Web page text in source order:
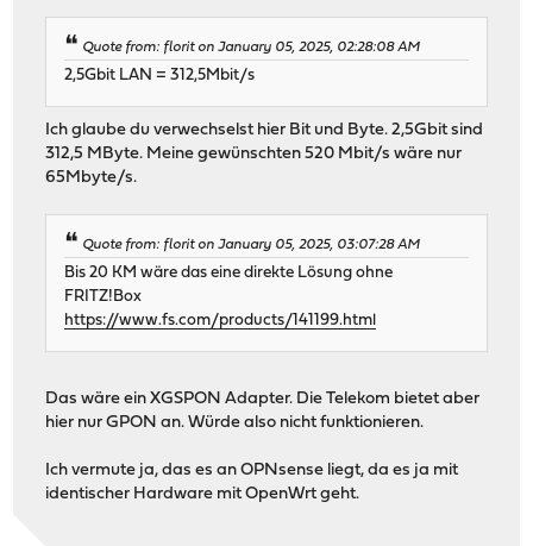
Quote from: florit on January 05, 2025, 02:28:08 AM
2,5Gbit LAN = 312,5Mbit/s
Ich glaube du verwechselst hier Bit und Byte. 2,5Gbit sind
312,5 MByte. Meine gewünschten 520 Mbit/s wäre nur
65Mbyte/s.
Quote from: florit on January 05, 2025, 03:07:28 AM
Bis 20 KM wäre das eine direkte Lösung ohne
FRITZ!Box
https://www.fs.com/products/141199.html
Das wäre ein XGSPON Adapter. Die Telekom bietet aber
hier nur GPON an. Würde also nicht funktionieren.
Ich vermute ja, das es an OPNsense liegt, da es ja mit
identischer Hardware mit OpenWrt geht.